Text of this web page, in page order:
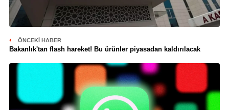
ÖNCEKI HABER
Bakanlık'tan flash hareket! Bu ürünler piyasadan kaldırılacak